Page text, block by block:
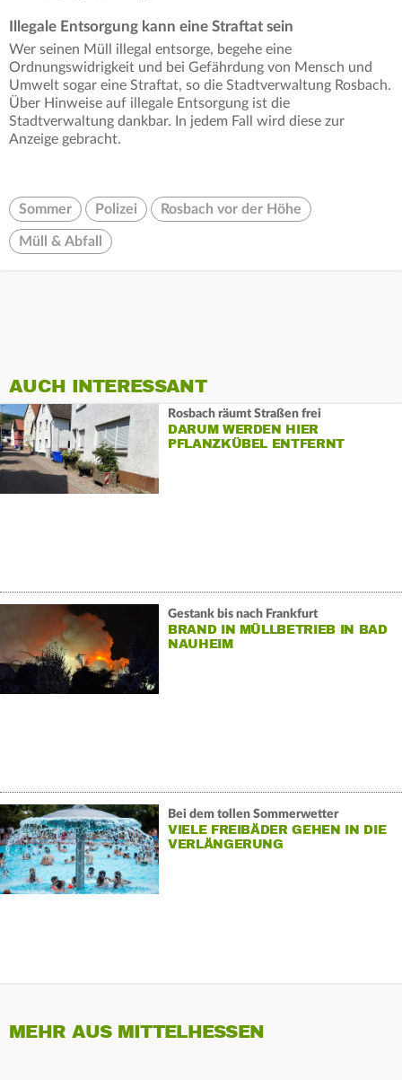
Illegale Entsorgung kann eine Straftat sein
Wer seinen Müll illegal entsorge, begehe eine
Ordnungswidrigkeit und bei Gefährdung von Mensch und
Umwelt sogar eine Straftat, so die Stadtverwaltung Rosbach.
Über Hinweise auf illegale Entsorgung ist die
Stadtverwaltung dankbar. In jedem Fall wird diese zur
Anzeige gebracht.
Sommer Polizei Rosbach vor der Höhe
Müll & Abfall
AUCH INTERESSANT
Rosbach räumt Straßen frei
DARUM WERDEN HIER
PFLANZKÜBEL ENTFERNT
Gestank bis nach Frankfurt
BRAND IN MÜLLBETRIEB IN BAD
NAUHEIM
Bei dem tollen Sommerwetter
VIELE FREIBÄDER GEHEN IN DIE
VERLÄNGERUNG
MEHR AUS MITTELHESSEN